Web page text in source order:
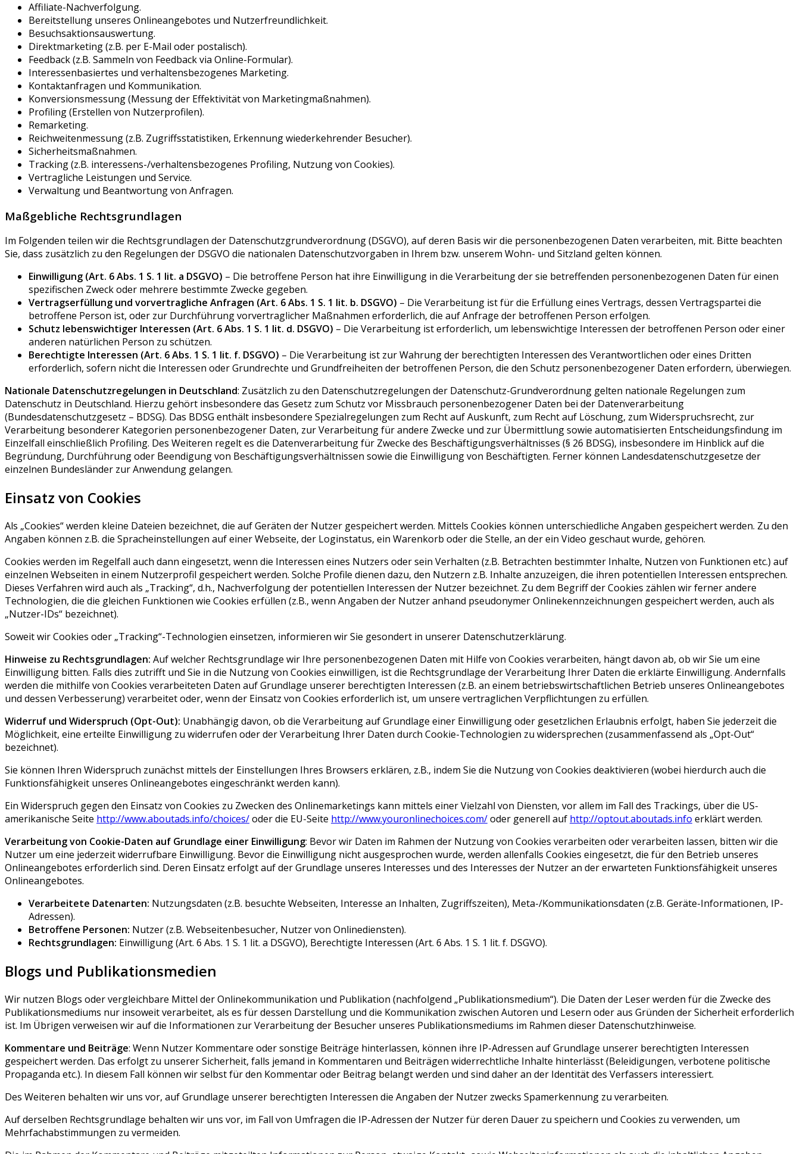
Affiliate-Nachverfolgung.
Bereitstellung unseres Onlineangebotes und Nutzerfreundlichkeit.
Besuchsaktionsauswertung.
Direktmarketing (z.B. per E-Mail oder postalisch).
Feedback (z.B. Sammeln von Feedback via Online-Formular).
Interessenbasiertes und verhaltensbezogenes Marketing.
Kontaktanfragen und Kommunikation.
Konversionsmessung (Messung der Effektivität von Marketingmaßnahmen).
Profiling (Erstellen von Nutzerprofilen).
Remarketing.
Reichweitenmessung (z.B. Zugriffsstatistiken, Erkennung wiederkehrender Besucher).
Sicherheitsmaßnahmen.
Tracking (z.B. interessens-/verhaltensbezogenes Profiling, Nutzung von Cookies).
Vertragliche Leistungen und Service.
Verwaltung und Beantwortung von Anfragen.
Maßgebliche Rechtsgrundlagen
Im Folgenden teilen wir die Rechtsgrundlagen der Datenschutzgrundverordnung (DSGVO), auf deren Basis wir die personenbezogenen Daten verarbeiten, mit. Bitte beachten
Sie, dass zusätzlich zu den Regelungen der DSGVO die nationalen Datenschutzvorgaben in Ihrem bzw. unserem Wohn- und Sitzland gelten können.
Einwilligung (Art. 6 Abs. 1 S. 1 lit. a DSGVO) – Die betroffene Person hat ihre Einwilligung in die Verarbeitung der sie betreffenden personenbezogenen Daten für einen
spezifischen Zweck oder mehrere bestimmte Zwecke gegeben.
Vertragserfüllung und vorvertragliche Anfragen (Art. 6 Abs. 1 S. 1 lit. b. DSGVO) – Die Verarbeitung ist für die Erfüllung eines Vertrags, dessen Vertragspartei die
betroffene Person ist, oder zur Durchführung vorvertraglicher Maßnahmen erforderlich, die auf Anfrage der betroffenen Person erfolgen.
Schutz lebenswichtiger Interessen (Art. 6 Abs. 1 S. 1 lit. d. DSGVO) – Die Verarbeitung ist erforderlich, um lebenswichtige Interessen der betroffenen Person oder einer
anderen natürlichen Person zu schützen.
Berechtigte Interessen (Art. 6 Abs. 1 S. 1 lit. f. DSGVO) – Die Verarbeitung ist zur Wahrung der berechtigten Interessen des Verantwortlichen oder eines Dritten
erforderlich, sofern nicht die Interessen oder Grundrechte und Grundfreiheiten der betroffenen Person, die den Schutz personenbezogener Daten erfordern, überwiegen.
Nationale Datenschutzregelungen in Deutschland: Zusätzlich zu den Datenschutzregelungen der Datenschutz-Grundverordnung gelten nationale Regelungen zum
Datenschutz in Deutschland. Hierzu gehört insbesondere das Gesetz zum Schutz vor Missbrauch personenbezogener Daten bei der Datenverarbeitung
(Bundesdatenschutzgesetz – BDSG). Das BDSG enthält insbesondere Spezialregelungen zum Recht auf Auskunft, zum Recht auf Löschung, zum Widerspruchsrecht, zur
Verarbeitung besonderer Kategorien personenbezogener Daten, zur Verarbeitung für andere Zwecke und zur Übermittlung sowie automatisierten Entscheidungsfindung im
Einzelfall einschließlich Profiling. Des Weiteren regelt es die Datenverarbeitung für Zwecke des Beschäftigungsverhältnisses (§ 26 BDSG), insbesondere im Hinblick auf die
Begründung, Durchführung oder Beendigung von Beschäftigungsverhältnissen sowie die Einwilligung von Beschäftigten. Ferner können Landesdatenschutzgesetze der
einzelnen Bundesländer zur Anwendung gelangen.
Einsatz von Cookies
Als „Cookies“ werden kleine Dateien bezeichnet, die auf Geräten der Nutzer gespeichert werden. Mittels Cookies können unterschiedliche Angaben gespeichert werden. Zu den
Angaben können z.B. die Spracheinstellungen auf einer Webseite, der Loginstatus, ein Warenkorb oder die Stelle, an der ein Video geschaut wurde, gehören.
Cookies werden im Regelfall auch dann eingesetzt, wenn die Interessen eines Nutzers oder sein Verhalten (z.B. Betrachten bestimmter Inhalte, Nutzen von Funktionen etc.) auf
einzelnen Webseiten in einem Nutzerprofil gespeichert werden. Solche Profile dienen dazu, den Nutzern z.B. Inhalte anzuzeigen, die ihren potentiellen Interessen entsprechen.
Dieses Verfahren wird auch als „Tracking“, d.h., Nachverfolgung der potentiellen Interessen der Nutzer bezeichnet. Zu dem Begriff der Cookies zählen wir ferner andere
Technologien, die die gleichen Funktionen wie Cookies erfüllen (z.B., wenn Angaben der Nutzer anhand pseudonymer Onlinekennzeichnungen gespeichert werden, auch als
„Nutzer-IDs“ bezeichnet).
Soweit wir Cookies oder „Tracking“-Technologien einsetzen, informieren wir Sie gesondert in unserer Datenschutzerklärung.
Hinweise zu Rechtsgrundlagen: Auf welcher Rechtsgrundlage wir Ihre personenbezogenen Daten mit Hilfe von Cookies verarbeiten, hängt davon ab, ob wir Sie um eine
Einwilligung bitten. Falls dies zutrifft und Sie in die Nutzung von Cookies einwilligen, ist die Rechtsgrundlage der Verarbeitung Ihrer Daten die erklärte Einwilligung. Andernfalls
werden die mithilfe von Cookies verarbeiteten Daten auf Grundlage unserer berechtigten Interessen (z.B. an einem betriebswirtschaftlichen Betrieb unseres Onlineangebotes
und dessen Verbesserung) verarbeitet oder, wenn der Einsatz von Cookies erforderlich ist, um unsere vertraglichen Verpflichtungen zu erfüllen.
Widerruf und Widerspruch (Opt-Out): Unabhängig davon, ob die Verarbeitung auf Grundlage einer Einwilligung oder gesetzlichen Erlaubnis erfolgt, haben Sie jederzeit die
Möglichkeit, eine erteilte Einwilligung zu widerrufen oder der Verarbeitung Ihrer Daten durch Cookie-Technologien zu widersprechen (zusammenfassend als „Opt-Out“
bezeichnet).
Sie können Ihren Widerspruch zunächst mittels der Einstellungen Ihres Browsers erklären, z.B., indem Sie die Nutzung von Cookies deaktivieren (wobei hierdurch auch die
Funktionsfähigkeit unseres Onlineangebotes eingeschränkt werden kann).
Ein Widerspruch gegen den Einsatz von Cookies zu Zwecken des Onlinemarketings kann mittels einer Vielzahl von Diensten, vor allem im Fall des Trackings, über die US-
amerikanische Seite http://www.aboutads.info/choices/oder die EU-Seite http://www.youronlinechoices.com/oder generell auf http://optout.aboutads.info erklärt werden.
Verarbeitung von Cookie-Daten auf Grundlage einer Einwilligung: Bevor wir Daten im Rahmen der Nutzung von Cookies verarbeiten oder verarbeiten lassen, bitten wir die
Nutzer um eine jederzeit widerrufbare Einwilligung. Bevor die Einwilligung nicht ausgesprochen wurde, werden allenfalls Cookies eingesetzt, die für den Betrieb unseres
Onlineangebotes erforderlich sind. Deren Einsatz erfolgt auf der Grundlage unseres Interesses und des Interesses der Nutzer an der erwarteten Funktionsfähigkeit unseres
Onlineangebotes.
Verarbeitete Datenarten: Nutzungsdaten (z.B. besuchte Webseiten, Interesse an Inhalten, Zugriffszeiten), Meta-/Kommunikationsdaten (z.B. Geräte-Informationen, IP-
Adressen).
Betroffene Personen: Nutzer (z.B. Webseitenbesucher, Nutzer von Onlinediensten).
Rechtsgrundlagen: Einwilligung (Art. 6 Abs. 1 S. 1 lit. a DSGVO), Berechtigte Interessen (Art. 6 Abs. 1 S. 1 lit. f. DSGVO).
Blogs und Publikationsmedien
Wir nutzen Blogs oder vergleichbare Mittel der Onlinekommunikation und Publikation (nachfolgend „Publikationsmedium“). Die Daten der Leser werden für die Zwecke des
Publikationsmediums nur insoweit verarbeitet, als es für dessen Darstellung und die Kommunikation zwischen Autoren und Lesern oder aus Gründen der Sicherheit erforderlich
ist. Im Übrigen verweisen wir auf die Informationen zur Verarbeitung der Besucher unseres Publikationsmediums im Rahmen dieser Datenschutzhinweise.
Kommentare und Beiträge: Wenn Nutzer Kommentare oder sonstige Beiträge hinterlassen, können ihre IP-Adressen auf Grundlage unserer berechtigten Interessen
gespeichert werden. Das erfolgt zu unserer Sicherheit, falls jemand in Kommentaren und Beiträgen widerrechtliche Inhalte hinterlässt (Beleidigungen, verbotene politische
Propaganda etc.). In diesem Fall können wir selbst für den Kommentar oder Beitrag belangt werden und sind daher an der Identität des Verfassers interessiert.
Des Weiteren behalten wir uns vor, auf Grundlage unserer berechtigten Interessen die Angaben der Nutzer zwecks Spamerkennung zu verarbeiten.
Auf derselben Rechtsgrundlage behalten wir uns vor, im Fall von Umfragen die IP-Adressen der Nutzer für deren Dauer zu speichern und Cookies zu verwenden, um
Mehrfachabstimmungen zu vermeiden.